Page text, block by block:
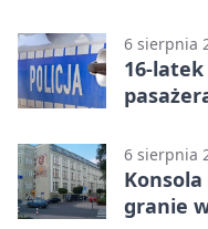
6 sierpnia
16-latek
6 sierpnia
granie